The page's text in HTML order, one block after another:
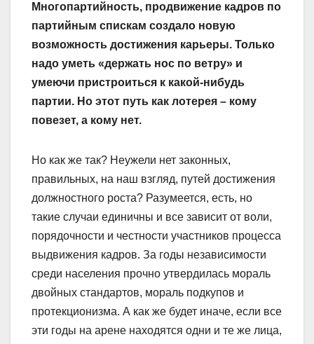
Многопартийность, продвижение кадров по
партийным спискам создало новую
возможность достижения карьеры. Только
надо уметь «держать нос по ветру» и
умеючи пристроиться к какой-нибудь
партии. Но этот путь как лотерея – кому
повезет, а кому нет.
Но как же так? Неужели нет законных,
правильных, на наш взгляд, путей достижения
должностного роста? Разумеется, есть, но
такие случаи единичны и все зависит от воли,
порядочности и честности участников процесса
выдвижения кадров. За годы независимости
среди населения прочно утвердилась мораль
двойных стандартов, мораль подкупов и
протекционизма. А как же будет иначе, если все
эти годы на арене находятся одни и те же лица,